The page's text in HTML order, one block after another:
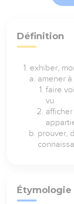
Définition
exhiber,
amener
faire
vu
prouver,
Étymologie